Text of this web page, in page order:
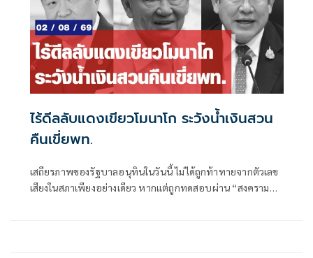
ไร้ดีลลับแดงเขียวโมนาโก ระวังน้ำเงินสวน
คืนเขี่ยพท.
เสถียรภาพของรัฐบาลอนุทินในวันนี้ ไม่ได้ถูกท้าทายจากตัวเลข
เสียงในสภาเพียงอย่างเดียว หากแต่ถูกทดสอบผ่าน “สงคราม